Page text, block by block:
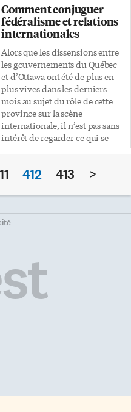
compte de La Presse et du
Toronto Star auprès de 802
Canadiens de plus de 18 ans, le
Parti libéral du Canada (PLC)
mène la course au pays avec
38,7% des intentions de […]
Comment conjuguer
fédéralisme et relations
internationales
Alors que les dissensions entre
les gouvernements du Québec
et d’Ottawa ont été de plus en
plus vives dans les derniers
mois au sujet du rôle de cette
province sur la scène
internationale, il n’est pas sans
intérêt de regarder ce qui se
Belgique et l’Espagne. Suisse La
fédérale appelée officiellement
Confédération suisse,
composée de 20 cantons et de
politiques autonomes, avec une
administration politique
propre. Ce sont techniquement
412 413 >